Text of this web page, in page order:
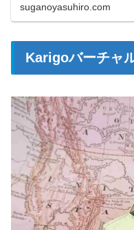
suganoyasuhiro.com
Karigoバーチャ